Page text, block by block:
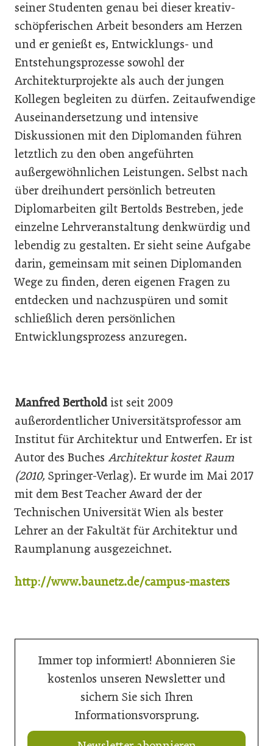
seiner Studenten genau bei dieser kreativ-
schöpferischen Arbeit besonders am Herzen
und er genießt es, Entwicklungs- und
Entstehungsprozesse sowohl der
Architekturprojekte als auch der jungen
Kollegen begleiten zu dürfen. Zeitaufwendige
Auseinandersetzung und intensive
Diskussionen mit den Diplomanden führen
letztlich zu den oben angeführten
außergewöhnlichen Leistungen. Selbst nach
über dreihundert persönlich betreuten
Diplomarbeiten gilt Bertolds Bestreben, jede
einzelne Lehrveranstaltung denkwürdig und
lebendig zu gestalten. Er sieht seine Aufgabe
darin, gemeinsam mit seinen Diplomanden
Wege zu finden, deren eigenen Fragen zu
entdecken und nachzuspüren und somit
schließlich deren persönlichen
Entwicklungsprozess anzuregen.
Manfred Bertholdist seit 2009
außerordentlicher Universitätsprofessor am
Institut für Architektur und Entwerfen. Er ist
Autor des Buches Architektur kostet Raum
(2010, Springer-Verlag). Er wurde im Mai 2017
mit dem Best Teacher Award der der
Technischen Universität Wien als bester
Lehrer an der Fakultät für Architektur und
Raumplanung ausgezeichnet.
http://www.baunetz.de/campus-masters
Immer top informiert! Abonnieren Sie
kostenlos unseren Newsletter und
sichern Sie sich Ihren
Informationsvorsprung.